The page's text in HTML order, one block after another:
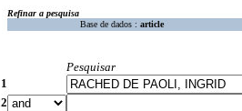
Refinar a pesquisa
Base de dados : article
Pesquisar
1
2